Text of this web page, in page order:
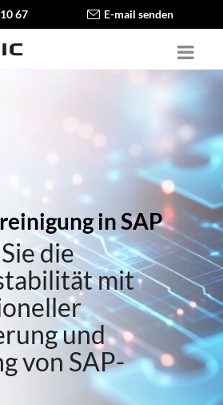
67 E-mail senden
in SAP
die
mit
und
von SAP-